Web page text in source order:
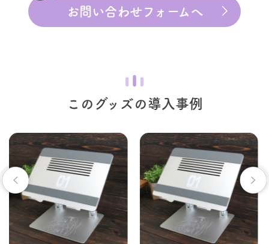
お問い合わせフォームへ
このグッズの導入事例